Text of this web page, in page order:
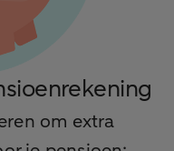
om extra